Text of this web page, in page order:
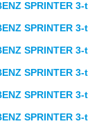
SPRINTER 3-t
SPRINTER 3-t
SPRINTER 3-t
SPRINTER 3-t
SPRINTER 3-t
SPRINTER 3-t